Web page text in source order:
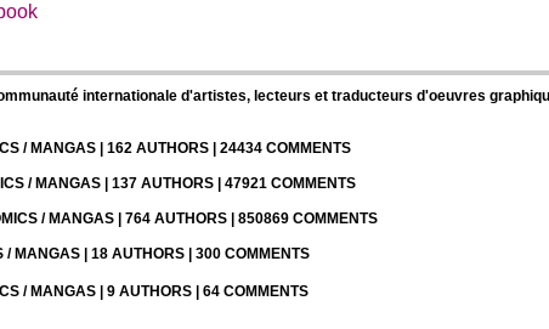
internationale d'artistes, lecteurs et traducteurs d'oeuvres
/ MANGAS | 162 AUTHORS | 24434 COMMENTS
/ MANGAS | 137 AUTHORS | 47921 COMMENTS
/ MANGAS | 764 AUTHORS | 850869 COMMENTS
/ MANGAS | 18 AUTHORS | 300 COMMENTS
/ MANGAS | 9 AUTHORS | 64 COMMENTS